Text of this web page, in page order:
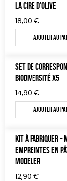
LA CIRE D’OLIVE
18,00 €
Ajouter au
SET DE
BIODIVERSITÉ X5
14,90 €
Ajouter au
KIT À FABRIQUER –
EMPREINTES EN
MODELER
12,90 €